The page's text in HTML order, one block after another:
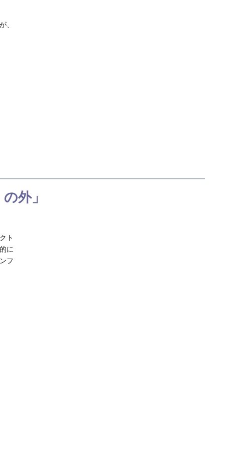
、
外」
ト
に
フ